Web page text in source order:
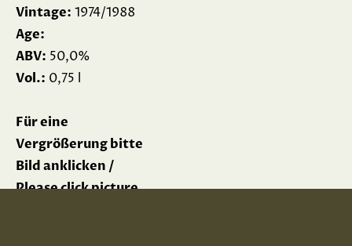
Vintage: 1974/1988
Age:
ABV: 50,0%
Vol.: 0,75 l
Für eine
Vergrößerung bitte
Bild anklicken /
Please click picture